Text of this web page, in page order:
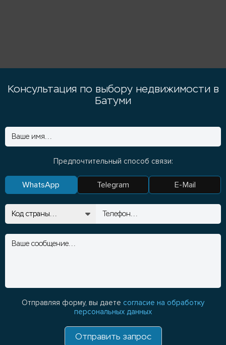
Консультация по выбору недвижимости в
Батуми
Предпочтительный способ связи:
WhatsApp Telegram E-Mail
Отправляя форму, вы даете согласие на обработку
персональных данных
Отправить запрос